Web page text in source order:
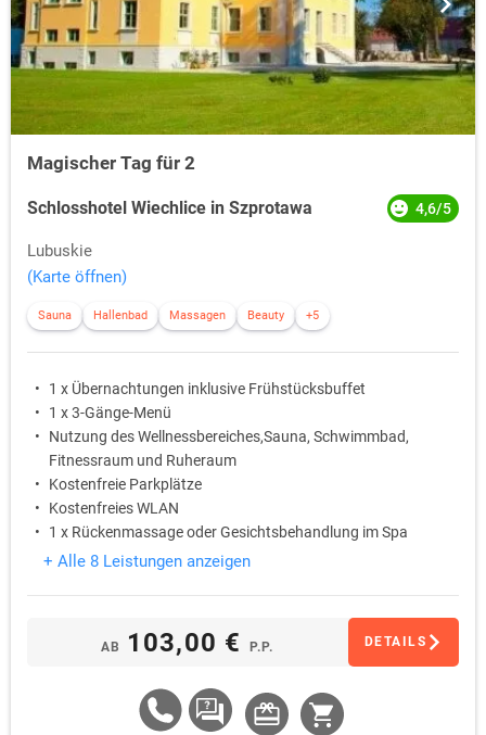
Magischer Tag für 2
Schlosshotel Wiechlice in Szprotawa 4,6/5
Lubuskie
(Karte öffnen)
Sauna Hallenbad Massagen Beauty +5
1 x Übernachtungen inklusive Frühstücksbuffet
1 x 3-Gänge-Menü
Nutzung des Wellnessbereiches,Sauna, Schwimmbad,
Fitnessraum und Ruheraum
Kostenfreie Parkplätze
Kostenfreies WLAN
1 x Rückenmassage oder Gesichtsbehandlung im Spa
+ Alle 8 Leistungen anzeigen
AB 103,00 € P.P. DETAILS